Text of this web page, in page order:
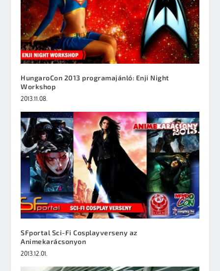
HungaroCon 2013 programajánló: Enji Night
Workshop
2013.11.08.
SFportal Sci-Fi Cosplayverseny az
Animekarácsonyon
2013.12.01.